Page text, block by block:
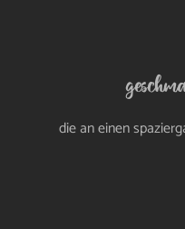
die an einen